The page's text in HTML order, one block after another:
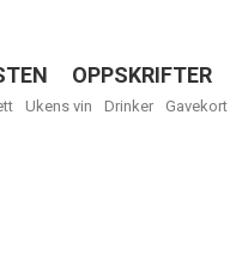
OPPSKRIFTER
Ukens vin Drinker Gavekort